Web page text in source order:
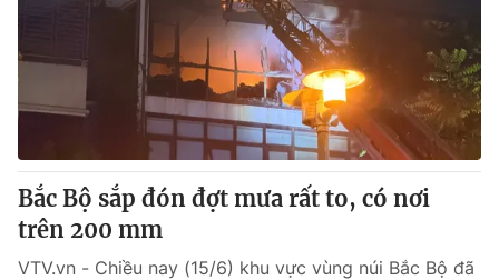
Bắc Bộ sắp đón đợt mưa rất to, có nơi
trên 200 mm
VTV.vn - Chiều nay (15/6) khu vực vùng núi Bắc Bộ đã